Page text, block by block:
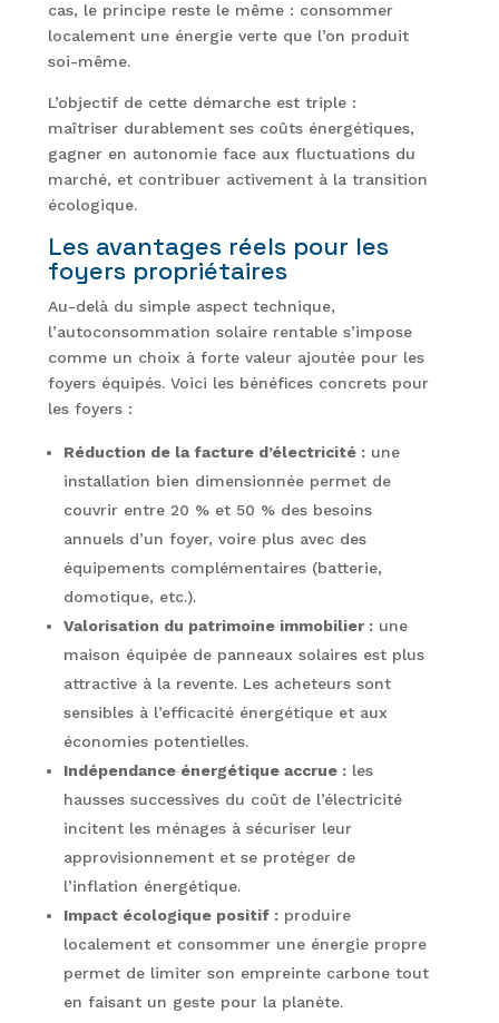
cas, le principe reste le même : consommer
localement une énergie verte que l’on produit
soi-même.
L’objectif de cette démarche est triple :
maîtriser durablement ses coûts énergétiques,
gagner en autonomie face aux fluctuations du
marché, et contribuer activement à la transition
écologique.
Les avantages réels pour les
foyers propriétaires
Au-delà du simple aspect technique,
l’autoconsommation solaire rentable s’impose
comme un choix à forte valeur ajoutée pour les
foyers équipés. Voici les bénéfices concrets pour
les foyers :
Réduction de la facture d’électricité : une
installation bien dimensionnée permet de
couvrir entre 20 % et 50 % des besoins
annuels d’un foyer, voire plus avec des
équipements complémentaires (batterie,
domotique, etc.).
Valorisation du patrimoine immobilier : une
maison équipée de panneaux solaires est plus
attractive à la revente. Les acheteurs sont
sensibles à l’efficacité énergétique et aux
économies potentielles.
Indépendance énergétique accrue : les
hausses successives du coût de l’électricité
incitent les ménages à sécuriser leur
approvisionnement et se protéger de
l’inflation énergétique.
Impact écologique positif : produire
localement et consommer une énergie propre
permet de limiter son empreinte carbone tout
en faisant un geste pour la planète.